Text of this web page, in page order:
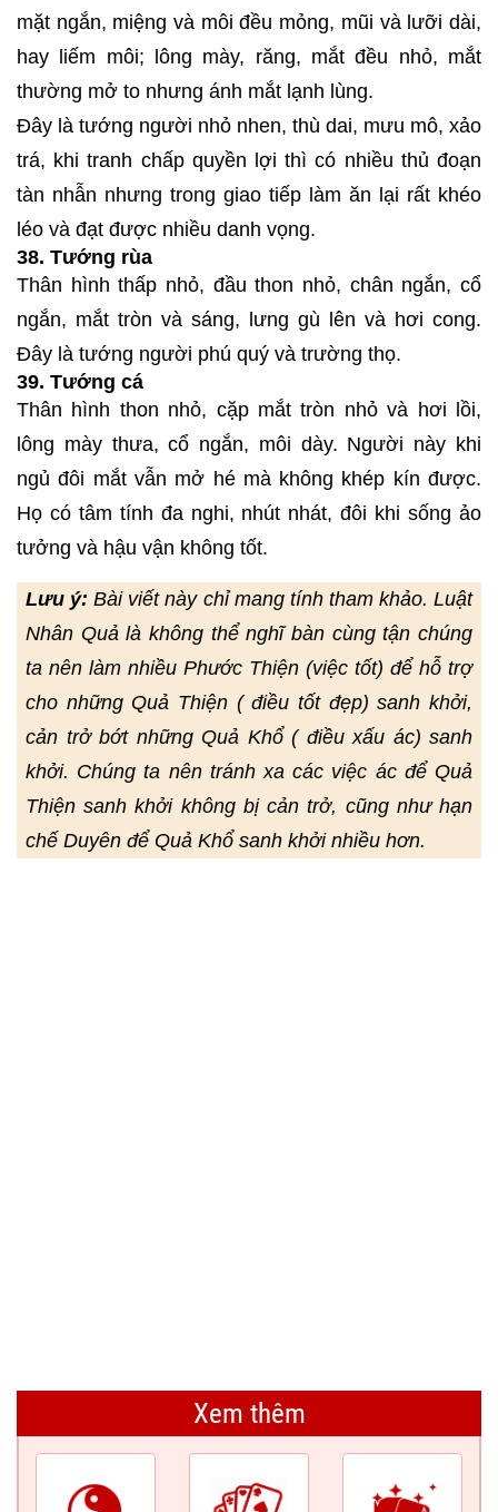
mặt ngắn, miệng và môi đều mỏng, mũi và lưỡi dài,
hay liếm môi; lông mày, răng, mắt đều nhỏ, mắt
thường mở to nhưng ánh mắt lạnh lùng.
Đây là tướng người nhỏ nhen, thù dai, mưu mô, xảo
trá, khi tranh chấp quyền lợi thì có nhiều thủ đoạn
tàn nhẫn nhưng trong giao tiếp làm ăn lại rất khéo
léo và đạt được nhiều danh vọng.
38. Tướng rùa
Thân hình thấp nhỏ, đầu thon nhỏ, chân ngắn, cổ
ngắn, mắt tròn và sáng, lưng gù lên và hơi cong.
Đây là tướng người phú quý và trường thọ.
39. Tướng cá
Thân hình thon nhỏ, cặp mắt tròn nhỏ và hơi lồi,
lông mày thưa, cổ ngắn, môi dày. Người này khi
ngủ đôi mắt vẫn mở hé mà không khép kín được.
Họ có tâm tính đa nghi, nhút nhát, đôi khi sống ảo
tưởng và hậu vận không tốt.
Lưu ý: Bài viết này chỉ mang tính tham khảo. Luật
Nhân Quả là không thể nghĩ bàn cùng tận chúng
ta nên làm nhiều Phước Thiện (việc tốt) để hỗ trợ
cho những Quả Thiện ( điều tốt đẹp) sanh khởi,
cản trở bớt những Quả Khổ ( điều xấu ác) sanh
khởi. Chúng ta nên tránh xa các việc ác để Quả
Thiện sanh khởi không bị cản trở, cũng như hạn
chế Duyên để Quả Khổ sanh khởi nhiều hơn.
Xem thêm